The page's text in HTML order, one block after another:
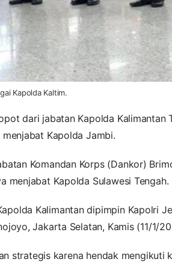
Kapolda Kaltim.
dari jabatan Kapolda Kalimantan
Kapolda Jambi.
Komandan Korps (Dankor)
menjabat Kapolda Sulawesi Tengah.
Kalimantan dipimpin Kapolri
Jakarta Selatan, Kamis (11/1/
strategis karena hendak mengikuti